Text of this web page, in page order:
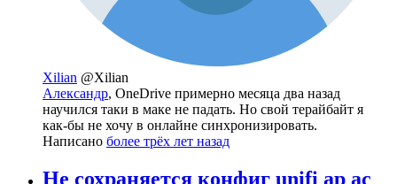
Xilian @Xilian
Александр, OneDrive примерно месяца два назад
научился таки в маке не падать. Но свой терайбайт я
как-бы не хочу в онлайне синхронизировать.
Написано более трёх лет назад
Не сохраняется конфиг unifi ap ac